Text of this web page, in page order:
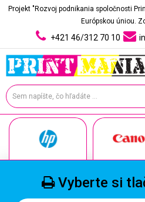
Projekt "Rozvoj podnikania spoločnosti
Európskou úniou.
+421 46/312 70 10
Vyberte si